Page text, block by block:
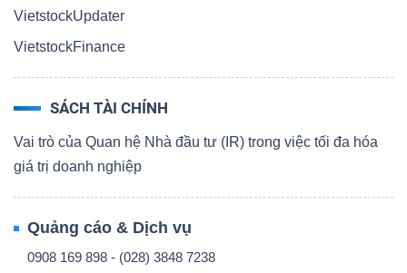
VietstockUpdater
VietstockFinance
SÁCH TÀI CHÍNH
Vai trò của Quan hệ Nhà đầu tư (IR) trong việc tối đa hóa
giá trị doanh nghiệp
Quảng cáo & Dịch vụ
0908 169 898 - (028) 3848 7238